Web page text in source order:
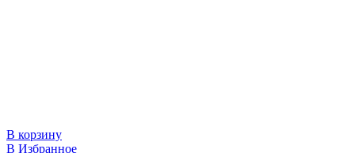
В корзину
В Избранное